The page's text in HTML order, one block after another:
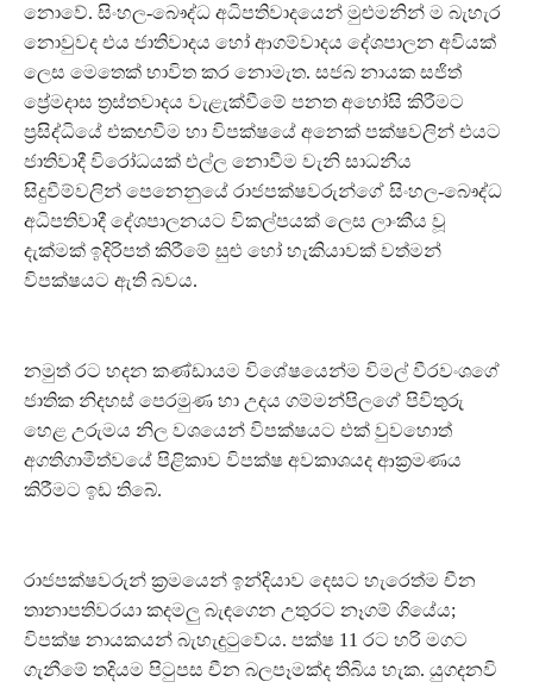
නොවේ. සිංහල-බෞද්ධ අධිපතිවාදයෙන් මුළුමනින් ම බැහැර
නොවුවද එය ජාතිවාදය හෝ ආගම්වාදය දේශපාලන අවියක්
ලෙස මෙතෙක් භාවිත කර නොමැත. සජබ නායක සජිත්
ප්‍රේමදාස ත්‍රස්තවාදය වැළැක්වීමේ පනත අහෝසි කිරීමට
ප්‍රසිද්ධියේ එකඟවීම හා විපක්ෂයේ අනෙක් පක්ෂවලින් එයට
ජාතිවාදී විරෝධයක් එල්ල නොවීම වැනි සාධනීය
සිදුවීම්වලින් පෙනෙනුයේ රාජපක්ෂවරුන්ගේ සිංහල-බෞද්ධ
අධිපතිවාදී දේශපාලනයට විකල්පයක් ලෙස ලාංකීය වූ
දැක්මක් ඉදිරිපත් කිරීමේ සුළු හෝ හැකියාවක් වත්මන්
විපක්ෂයට ඇති බවය.
නමුත් රට හදන කණ්ඩායම විශේෂයෙන්ම විමල් වීරවංශගේ
ජාතික නිදහස් පෙරමුණ හා උදය ගම්මන්පිලගේ පිවිතුරු
හෙළ උරුමය නිල වශයෙන් විපක්ෂයට එක් වුවහොත්
අගතිගාමීත්වයේ පිළිකාව විපක්ෂ අවකාශයද ආක්‍රමණය
කිරීමට ඉඩ තිබේ.
රාජපක්ෂවරුන් ක්‍රමයෙන් ඉන්දියාව දෙසට හැරෙත්ම චීන
තානාපතිවරයා කදමලු බැඳගෙන උතුරට නෑගම් ගියේය;
විපක්ෂ නායකයන් බැහැදුටුවේය. පක්ෂ 11 රට හරි මගට
ගැනීමේ තදියම පිටුපස චීන බලපෑමක්ද තිබිය හැක. යුගදනවි